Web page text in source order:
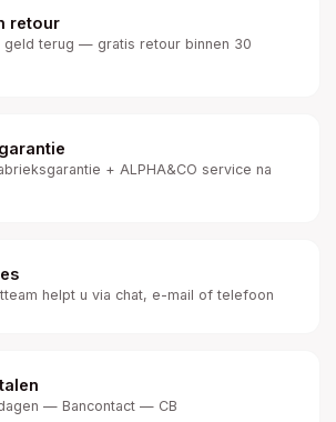
retour
geld terug — gratis retour binnen 30
+ ALPHA&CO service na
helpt u via chat, e-mail of telefoon
— Bancontact — CB